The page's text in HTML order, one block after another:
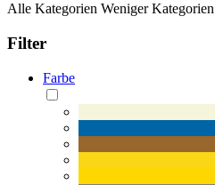
Alle Kategorien Weniger Kategorien
Filter
Farbe